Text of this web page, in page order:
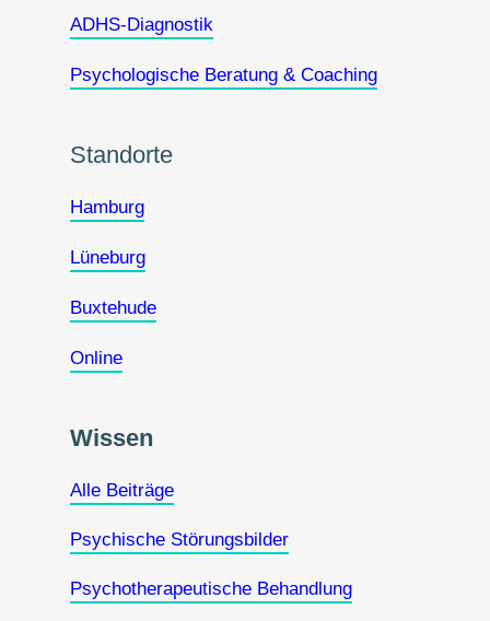
ADHS-Diagnostik
Psychologische Beratung & Coaching
Standorte
Hamburg
Lüneburg
Buxtehude
Online
Wissen
Alle Beiträge
Psychische Störungsbilder
Psychotherapeutische Behandlung